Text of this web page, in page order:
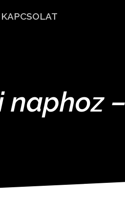
KAPCSOLAT
naphoz –